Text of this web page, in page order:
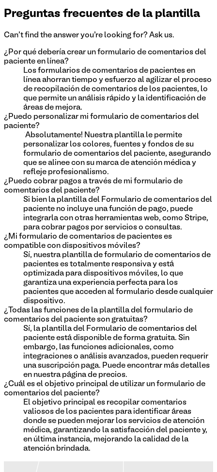
Preguntas frecuentes de la plantilla
Can't find the answer you're looking for? Ask us.
¿Por qué debería crear un formulario de comentarios del
paciente en línea?
Los formularios de comentarios de pacientes en
línea ahorran tiempo y esfuerzo al agilizar el proceso
de recopilación de comentarios de los pacientes, lo
que permite un análisis rápido y la identificación de
áreas de mejora.
¿Puedo personalizar mi formulario de comentarios del
paciente?
¡Absolutamente! Nuestra plantilla le permite
personalizar los colores, fuentes y fondos de su
formulario de comentarios del paciente, asegurando
que se alinee con su marca de atención médica y
refleje profesionalismo.
¿Puedo cobrar pagos a través de mi formulario de
comentarios del paciente?
Si bien la plantilla del Formulario de comentarios del
paciente no incluye una función de pago, puede
integrarla con otras herramientas web, como Stripe,
para cobrar pagos por servicios o consultas.
¿Mi formulario de comentarios de pacientes es
compatible con dispositivos móviles?
Sí, nuestra plantilla de formulario de comentarios de
pacientes es totalmente responsiva y está
optimizada para dispositivos móviles, lo que
garantiza una experiencia perfecta para los
pacientes que acceden al formulario desde cualquier
dispositivo.
¿Todas las funciones de la plantilla del formulario de
comentarios del paciente son gratuitas?
Sí, la plantilla del Formulario de comentarios del
paciente está disponible de forma gratuita. Sin
embargo, las funciones adicionales, como
integraciones o análisis avanzados, pueden requerir
una suscripción paga. Puede encontrar más detalles
en nuestra página de precios.
¿Cuál es el objetivo principal de utilizar un formulario de
comentarios del paciente?
El objetivo principal es recopilar comentarios
valiosos de los pacientes para identificar áreas
donde se pueden mejorar los servicios de atención
médica, garantizando la satisfacción del paciente y,
en última instancia, mejorando la calidad de la
atención brindada.